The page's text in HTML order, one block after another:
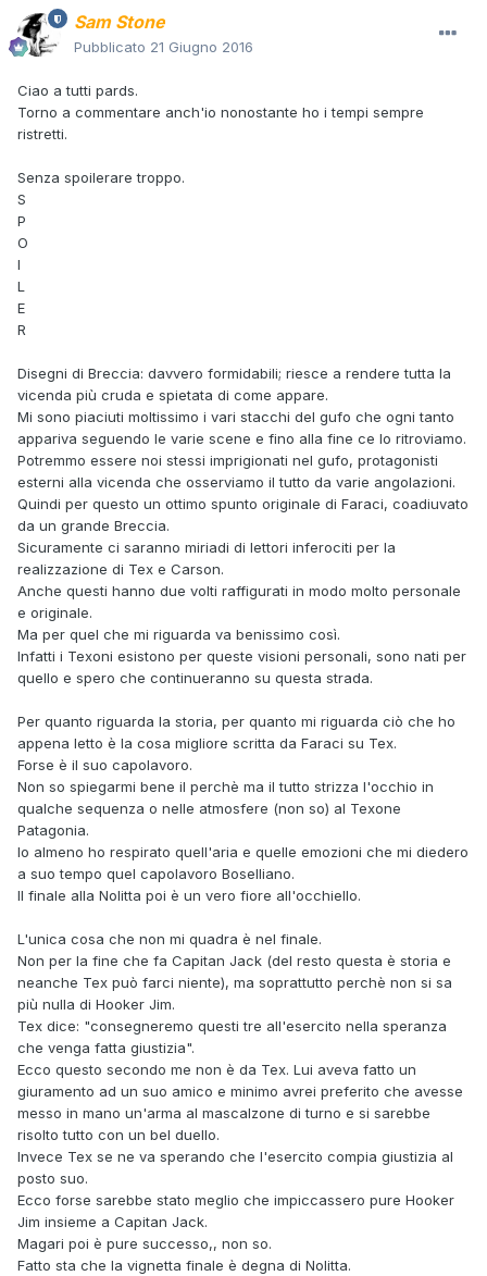
Sam Stone
Pubblicato 21 Giugno 2016
Ciao a tutti pards.
Torno a commentare anch'io nonostante ho i tempi sempre
ristretti.
Senza spoilerare troppo.
S
P
O
I
L
E
R
Disegni di Breccia: davvero formidabili; riesce a rendere tutta la
vicenda più cruda e spietata di come appare.
Mi sono piaciuti moltissimo i vari stacchi del gufo che ogni tanto
appariva seguendo le varie scene e fino alla fine ce lo ritroviamo.
Potremmo essere noi stessi imprigionati nel gufo, protagonisti
esterni alla vicenda che osserviamo il tutto da varie angolazioni.
Quindi per questo un ottimo spunto originale di Faraci, coadiuvato
da un grande Breccia.
Sicuramente ci saranno miriadi di lettori inferociti per la
realizzazione di Tex e Carson.
Anche questi hanno due volti raffigurati in modo molto personale
e originale.
Ma per quel che mi riguarda va benissimo così.
Infatti i Texoni esistono per queste visioni personali, sono nati per
quello e spero che continueranno su questa strada.
Per quanto riguarda la storia, per quanto mi riguarda ciò che ho
appena letto è la cosa migliore scritta da Faraci su Tex.
Forse è il suo capolavoro.
Non so spiegarmi bene il perchè ma il tutto strizza l'occhio in
qualche sequenza o nelle atmosfere (non so) al Texone
Patagonia.
Io almeno ho respirato quell'aria e quelle emozioni che mi diedero
a suo tempo quel capolavoro Boselliano.
Il finale alla Nolitta poi è un vero fiore all'occhiello.
L'unica cosa che non mi quadra è nel finale.
Non per la fine che fa Capitan Jack (del resto questa è storia e
neanche Tex può farci niente), ma soprattutto perchè non si sa
più nulla di Hooker Jim.
Tex dice: "consegneremo questi tre all'esercito nella speranza
che venga fatta giustizia".
Ecco questo secondo me non è da Tex. Lui aveva fatto un
giuramento ad un suo amico e minimo avrei preferito che avesse
messo in mano un'arma al mascalzone di turno e si sarebbe
risolto tutto con un bel duello.
Invece Tex se ne va sperando che l'esercito compia giustizia al
posto suo.
Ecco forse sarebbe stato meglio che impiccassero pure Hooker
Jim insieme a Capitan Jack.
Magari poi è pure successo,, non so.
Fatto sta che la vignetta finale è degna di Nolitta.